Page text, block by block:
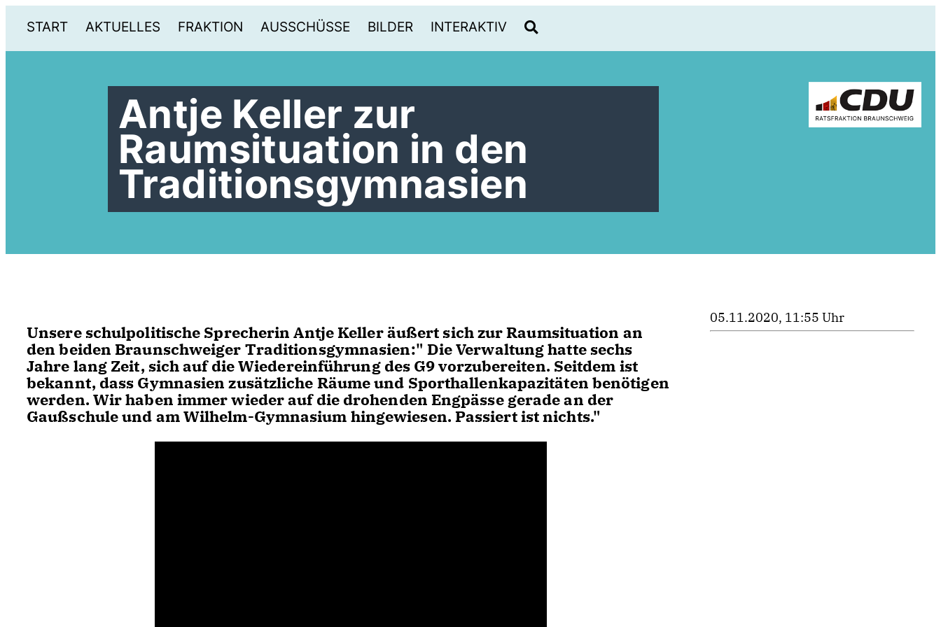
START AKTUELLES FRAKTION AUSSCHÜSSE BILDER INTERAKTIV
Antje Keller zur
Raumsituation in den
Traditionsgymnasien
Unsere schulpolitische Sprecherin Antje Keller äußert sich zur Raumsituation an
den beiden Braunschweiger Traditionsgymnasien:" Die Verwaltung hatte sechs
Jahre lang Zeit, sich auf die Wiedereinführung des G9 vorzubereiten. Seitdem ist
bekannt, dass Gymnasien zusätzliche Räume und Sporthallenkapazitäten benötigen
werden. Wir haben immer wieder auf die drohenden Engpässe gerade an der
Gaußschule und am Wilhelm-Gymnasium hingewiesen. Passiert ist nichts."
05.11.2020, 11:55 Uhr